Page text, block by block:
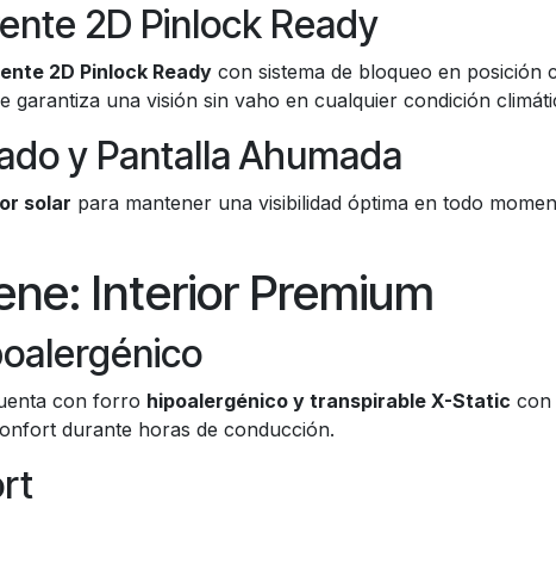
2D Pinlock Ready
2D Pinlock Ready con sistema de bloqueo en posición
garantiza una visión sin vaho en cualquier condición
y Pantalla Ahumada
solar para mantener una visibilidad óptima en todo
Interior Premium
con forro hipoalergénico y transpirable X-Static con
durante horas de conducción.